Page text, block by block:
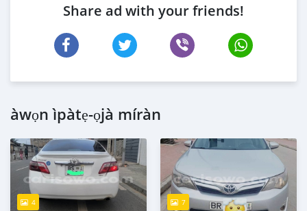
Share ad with your friends!
àwọn ìpàtẹ-ọjà míràn
4 7